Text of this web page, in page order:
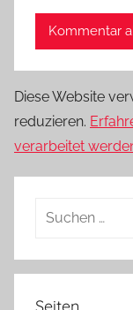
Diese Website
reduzieren.
verarbeitet
Suchen
Seiten